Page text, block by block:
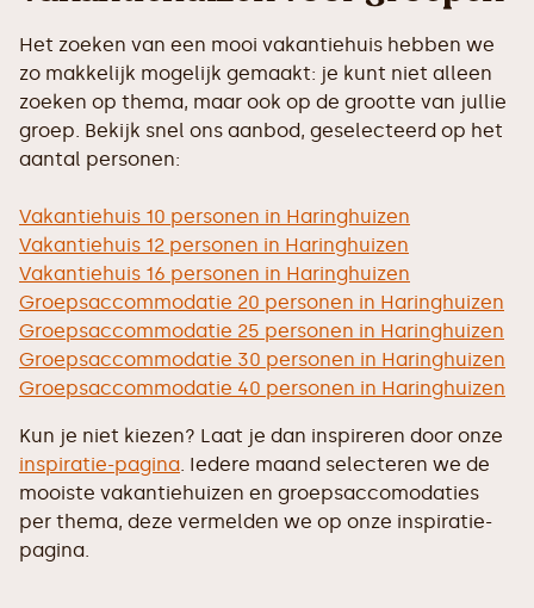
Het zoeken van een mooi vakantiehuis hebben we
zo makkelijk mogelijk gemaakt: je kunt niet alleen
zoeken op thema, maar ook op de grootte van jullie
groep. Bekijk snel ons aanbod, geselecteerd op het
aantal personen:
Vakantiehuis 10 personen in Haringhuizen
Vakantiehuis 12 personen in Haringhuizen
Vakantiehuis 16 personen in Haringhuizen
Groepsaccommodatie 20 personen in Haringhuizen
Groepsaccommodatie 25 personen in Haringhuizen
Groepsaccommodatie 30 personen in Haringhuizen
Groepsaccommodatie 40 personen in Haringhuizen
Kun je niet kiezen? Laat je dan inspireren door onze
inspiratie-pagina. Iedere maand selecteren we de
mooiste vakantiehuizen en groepsaccomodaties
per thema, deze vermelden we op onze inspiratie-
pagina.